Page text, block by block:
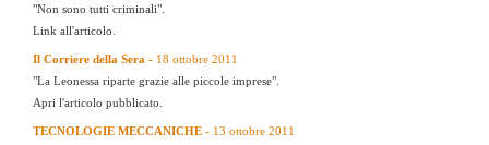
"Non sono tutti criminali".
Link all'articolo.
Il Corriere della Sera - 18 ottobre 2011
"La Leonessa riparte grazie alle piccole imprese".
Apri l'articolo pubblicato.
TECNOLOGIE MECCANICHE - 13 ottobre 2011